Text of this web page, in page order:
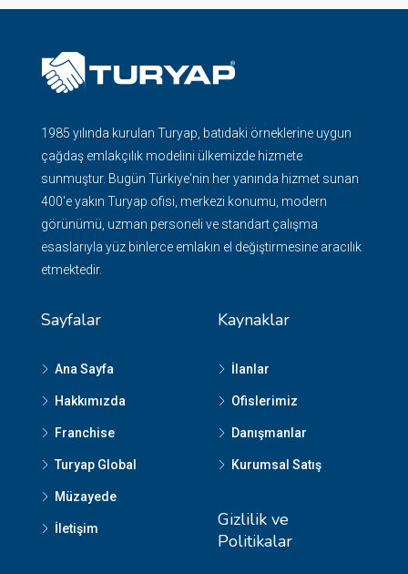
1985 yılında kurulan Turyap, batıdaki örneklerine uygun
çağdaş emlakçılık modelini ülkemizde hizmete
sunmuştur. Bugün Türkiye'nin her yanında hizmet sunan
400'e yakın Turyap ofisi, merkezi konumu, modern
görünümü, uzman personeli ve standart çalışma
esaslarıyla yüz binlerce emlakın el değiştirmesine aracılık
etmektedir.
Sayfalar
Ana Sayfa
Hakkımızda
Franchise
Turyap Global
Müzayede
İletişim
Kaynaklar
İlanlar
Ofislerimiz
Danışmanlar
Kurumsal Satış
Gizlilik ve
Politikalar